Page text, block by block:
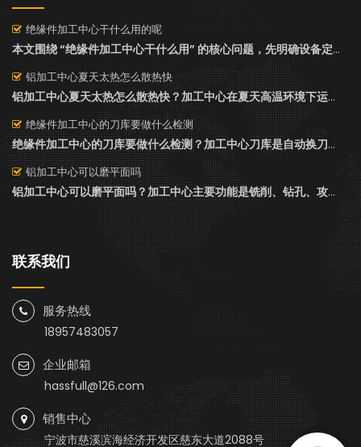
绝缘件加工中心干什么用的呢
本文围绕 “绝缘件加工中心干什么用” 的核心问题，先明确设备定义，再详细拆解其 “加工核心绝缘部件、定制化精密成型、处理特殊绝缘材料” 三大核心用途，梳理电力、电子、新能源等四大适用场景，同时补充冬季保养的五大关键要点（防冻防凝露、润滑保护、精度校准、环境控制、材料预处理）。内容兼具实用性与指导性，帮助从业者全面了解设备功能、适配范围及季节化维护技巧，为设备高效运行与长期使用提供支持。
铝加工中心夏天太热怎么散热快
铝加工中心夏天太热怎么散热快？加工中心在夏天高温环境下运行时，确实容易因为过热而影响效率和机器寿命。今天哈思孚HASSFULL就来说下“铝加工中心夏天太热怎么散热快”这个话题吧。
绝缘件加工中心的刀库要做什么检测
绝缘件加工中心的刀库要做什么检测？加工中心刀库是自动换刀系统的核心部分，负责存储并自动更换加工中所需的各式刀具。常见的有圆盘式和链式结构，圆盘式刀库以其结构紧凑、换刀迅速著称，刀具沿圆周均匀分布，每个刀位均有编号，便于精准选刀。刀库容量多样，常见有18、24、30至60、120把刀具不等，可根据加工复杂度定制。自动换刀过程由CNC控制系统指令驱动，通过精密机械传动，实现刀具从刀库到主轴的快速置换。这一设计极大提高了加工灵活性与效率，减少人工干预，使得单件工件可在不重新装夹条件下完成多道工序加工，广泛应用于航空航天、汽车制造及精密零部件加工等行业。维护保养中，需定期检查刀具锁紧、刀库旋转顺畅性及换刀准确性，确保加工精度与稳定性。
铝加工中心可以磨平面吗
铝加工中心可以磨平面吗？加工中心主要功能是铣削、钻孔、攻丝等操作。不同的加工工艺和加工材料，需要用到的刀具是不同的，这个操作员一定要熟知。今天哈思孚HASSFULL来说下“铝加工中心可以磨平面吗”。
联系我们
服务热线
18957483057
企业邮箱
hassfull@126.com
销售中心
宁波市慈溪滨海经济开发区慈东大道2088号